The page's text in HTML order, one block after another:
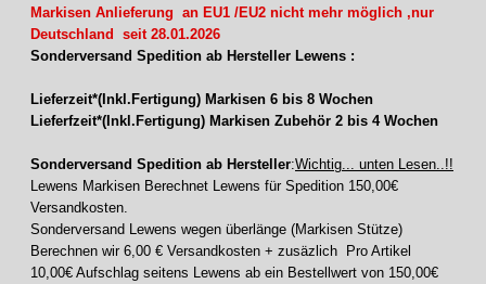
Markisen Anlieferung an EU1 /EU2 nicht mehr möglich ,nur
Deutschland seit 28.01.2026
Sonderversand Spedition ab Hersteller Lewens :
Lieferzeit*(Inkl.Fertigung) Markisen 6 bis 8 Wochen
Lieferfzeit*(Inkl.Fertigung) Markisen Zubehör 2 bis 4 Wochen
Sonderversand Spedition ab Hersteller:Wichtig... unten Lesen..!!
Lewens Markisen Berechnet Lewens für Spedition 150,00€
Versandkosten.
Sonderversand Lewens wegen überlänge (Markisen Stütze)
Berechnen wir 6,00 € Versandkosten + zusäzlich Pro Artikel
10,00€ Aufschlag seitens Lewens ab ein Bestellwert von 150,00€